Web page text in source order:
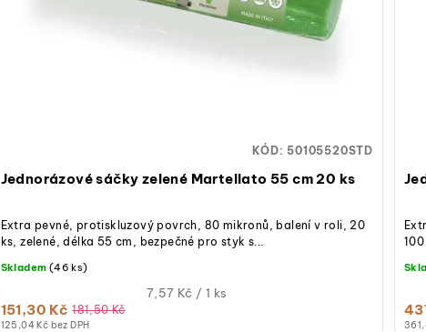
Jednorázové sáčky zelené Martellato 55 cm 20 ks
125,04 Kč bez DPH
151,30 Kč 181,50 Kč
Měrná
7,57 Kč / 1 ks
Skladem (46 ks)
Extra pevné, protiskluzový povrch, 80 mikronů, balení v roli, 20
ks, zelené, délka 55 cm, bezpečné pro styk s...
KÓD: 50105520STD